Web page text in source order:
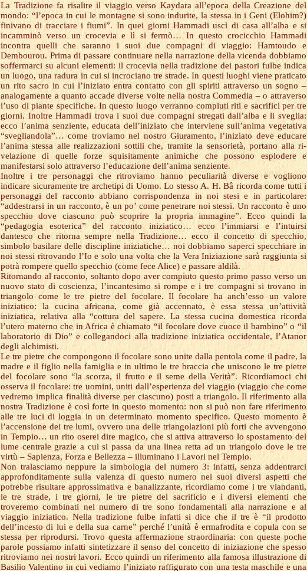
La Tradizione fa risalire il viaggio verso Kaydara all’epoca della Creazione del
mondo: “l’epoca in cui le montagne si sono indurite, la stessa in i Geni (Elohim?)
finivano di tracciare i fiumi”. In quei giorni Hammadi uscì di casa all’alba e si
incamminò verso un crocevia e lì si fermò… In questo crocicchio Hammadi
incontra quelli che saranno i suoi due compagni di viaggio: Hamtoudo e
Dembourou. Prima di passare continuare nella narrazione della vicenda dobbiamo
soffermarci su alcuni elementi: il crocevia nella tradizione dei pastori fulbe indica
un luogo, una radura in cui si incrociano tre strade. In questi luoghi viene praticato
un rito sacro in cui l’iniziato entra contatto con gli spiriti attraverso un sogno –
analogamente a quanto accade diverse volte nella nostra Commedia – o attraverso
l’uso di piante specifiche. In questo luogo verranno compiuti riti e sacrifici per tre
giorni. Inoltre Hammadi trova i suoi due compagni stregati dall’alba e li sveglia:
ecco l’anima senziente, educata dell’iniziato che interviene sull’anima vegetativa
“svegliandola”… come troviamo nel nostro Giuramento, l’iniziato deve educare
l’anima stessa alle realizzazioni sottili che, tramite la sensorietà, portano alla ri-
velazione di quelle forze squisitamente animiche che possono esplodere e
manifestarsi solo attraverso l’educazione dell’anima senziente.
Inoltre i tre personaggi che ritroviamo hanno peculiarità diverse e vogliono
indicare sicuramente tre archetipi di Uomo. Lo stesso A. H. Bâ ricorda come tutti i
personaggi del racconto abbiano corrispondenza in noi stesi e in particolare:
“addestrarsi in un racconto, è un po’ come penetrare noi stessi. Un racconto è uno
specchio dove ciascuno può scoprire la propria immagine”. Ecco quindi la
“pedagogia esoterica” del racconto iniziatico… ecco l’immiarsi e l’intuirsi
dantesco che ritorna sempre nella Tradizione… ecco il concetto di specchio,
simbolo basilare delle discipline iniziatiche… noi dobbiamo saperci specchiare in
noi stessi ritrovando l’Io e solo una volta che la Vera Iniziazione sarà raggiunta si
potrà rompere quello specchio (come fece Alice) e passare aldilà.
Ritornando al racconto, soltanto dopo aver compiuto questo primo passo verso un
nuovo stato di coscienza, l’incantesimo si rompe e i tre compagni si trovano in
triangolo come le tre pietre del focolare. Il focolare ha anch’esso un valore
iniziatico: la cucina africana, come già accennato, è essa stessa un’attività
iniziatica, relativa alla “cottura del sapere. La stessa cucina domestica ricorda
l’utero materno che in Africa è chiamato “il focolare dove cuoce il bambino” o “il
laboratorio di Dio” e collegandoci alla tradizione iniziatica occidentale, l’Atanor
degli alchimisti.
Le tre pietre che compongono il focolare sono unite dalla pentola come il padre, la
madre e il figlio nella famiglia e in ultimo le tre braccia che uniscono le tre pietre
del focolare sono “la scorza, il frutto e il seme della Verità”. Ricordiamoci chi
osserva il focolare: tre uomini, uniti dall’esperienza del viaggio (viaggio che come
vedremo implica finalità diverse per ciascuno) posti a triangolo. Il riferimento alla
nostra Tradizione è così forte in questo momento: non si può non fare riferimento
alle tre luci di loggia in un determinato momento specifico. Questo momento è
l’accensione dei tre lumi, ovvero una delle triangolazioni più forti che avvengono
in Tempio… un rito oserei dire magico, che si attiva attraverso lo spostamento del
lume centrale grazie a cui si passa da una linea retta ad un triangolo dove le tre
virtù – Sapienza, Forza e Bellezza – illuminano i Lavori nel Tempio.
Non tralasciamo neppure la simbologia del numero 3: infatti, senza addentrarci
approfonditamente sulla valenza di questo numero nei suoi diversi aspetti che
potrebbe risultare approssimativa e banalizzante, ricordiamo come i tre viandanti,
le tre strade, i tre giorni, le tre pietre del sacrificio e i diversi elementi che
troveremo combinati nel numero di tre sono fondamentali alla narrazione e al
viaggio iniziatico. Nella tradizione fulbe infatti si dice che il tre è “il prodotto
dell’incesto di lui e della sua carne” perché l’unità è ermafrodita e copula con se
stessa per riprodursi. Trovo questa affermazione straordinaria: con queste poche
parole possiamo infatti sintetizzare il senso del concetto di iniziazione che spesso
ritroviamo nei nostri lavori. Ecco quindi un riferimento alla famosa illustrazione di
Basilio Valentino in cui vediamo l’iniziato raffigurato con una testa maschile e una